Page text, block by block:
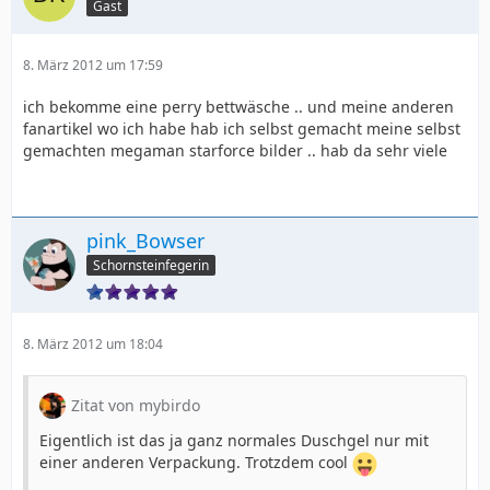
Gast
8. März 2012 um 17:59
ich bekomme eine perry bettwäsche .. und meine anderen
fanartikel wo ich habe hab ich selbst gemacht meine selbst
gemachten megaman starforce bilder .. hab da sehr viele
pink_Bowser
Schornsteinfegerin
8. März 2012 um 18:04
Zitat von mybirdo
Eigentlich ist das ja ganz normales Duschgel nur mit
einer anderen Verpackung. Trotzdem cool